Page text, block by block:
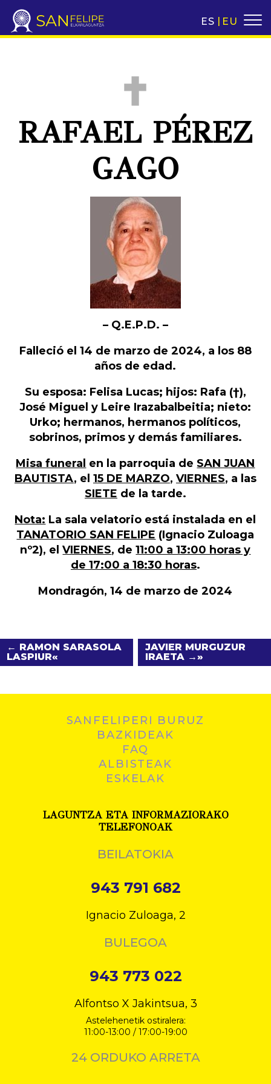
ES EU
RAFAEL PÉREZ
GAGO
– Q.E.P.D. –
Falleció el 14 de marzo de 2024, a los 88
años de edad.
Su esposa: Felisa Lucas; hijos: Rafa (†),
José Miguel y Leire Irazabalbeitia; nieto:
Urko; hermanos, hermanos políticos,
sobrinos, primos y demás familiares.
Misa funeral en la parroquia de SAN JUAN
BAUTISTA, el 15 DE MARZO, VIERNES, a las
SIETE de la tarde.
Nota: La sala velatorio está instalada en el
TANATORIO SAN FELIPE (Ignacio Zuloaga
nº2), elVIERNES, de11:00 a 13:00 horas y
de 17:00 a 18:30 horas.
Mondragón, 14 de marzo de 2024
← RAMON SARASOLA
LASPIUR
JAVIER MURGUZUR
IRAETA →
SANFELIPERI BURUZ
BAZKIDEAK
FAQ
ALBISTEAK
ESKELAK
LAGUNTZA ETA INFORMAZIORAKO
TELEFONOAK
BEILATOKIA
943 791 682
Ignacio Zuloaga, 2
BULEGOA
943 773 022
Alfontso X Jakintsua, 3
Astelehenetik ostiralera:
11:00-13:00 / 17:00-19:00
24 ORDUKO ARRETA